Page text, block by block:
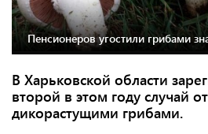
Пенсионеров угостили грибами
В Харьковской области
второй в этом году случай
дикорастущими грибами.